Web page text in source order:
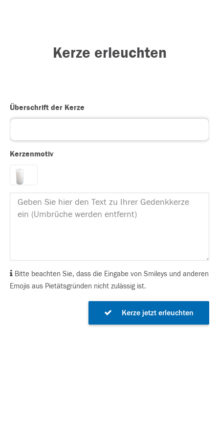
Kerze erleuchten
Überschrift der Kerze
Kerzenmotiv
Bitte beachten Sie, dass die Eingabe von Smileys und anderen
Emojis aus Pietätsgründen nicht zulässig ist.
Kerze jetzt erleuchten